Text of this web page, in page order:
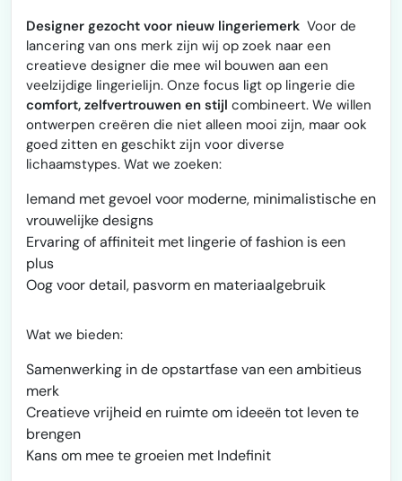
Designer gezocht voor nieuw lingeriemerk Voor de
lancering van ons merk zijn wij op zoek naar een
creatieve designer die mee wil bouwen aan een
veelzijdige lingerielijn. Onze focus ligt op lingerie die
comfort, zelfvertrouwen en stijl combineert. We willen
ontwerpen creëren die niet alleen mooi zijn, maar ook
goed zitten en geschikt zijn voor diverse
lichaamstypes. Wat we zoeken:
Iemand met gevoel voor moderne, minimalistische en
vrouwelijke designs
Ervaring of affiniteit met lingerie of fashion is een
plus
Oog voor detail, pasvorm en materiaalgebruik
Wat we bieden:
Samenwerking in de opstartfase van een ambitieus
merk
Creatieve vrijheid en ruimte om ideeën tot leven te
brengen
Kans om mee te groeien met Indefinit